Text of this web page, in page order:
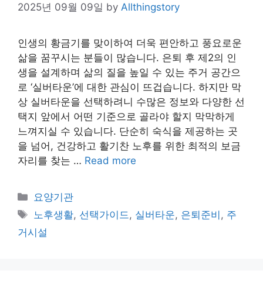
2025년 09월 09일 by Allthingstory
인생의 황금기를 맞이하여 더욱 편안하고 풍요로운
삶을 꿈꾸시는 분들이 많습니다. 은퇴 후 제2의 인
생을 설계하며 삶의 질을 높일 수 있는 주거 공간으
로 ‘실버타운’에 대한 관심이 뜨겁습니다. 하지만 막
상 실버타운을 선택하려니 수많은 정보와 다양한 선
택지 앞에서 어떤 기준으로 골라야 할지 막막하게
느껴지실 수 있습니다. 단순히 숙식을 제공하는 곳
을 넘어, 건강하고 활기찬 노후를 위한 최적의 보금
자리를 찾는 … Read more
Categories
요양기관
Tags
노후생활, 선택가이드 , 실버타운, 은퇴준비 , 주
거시설